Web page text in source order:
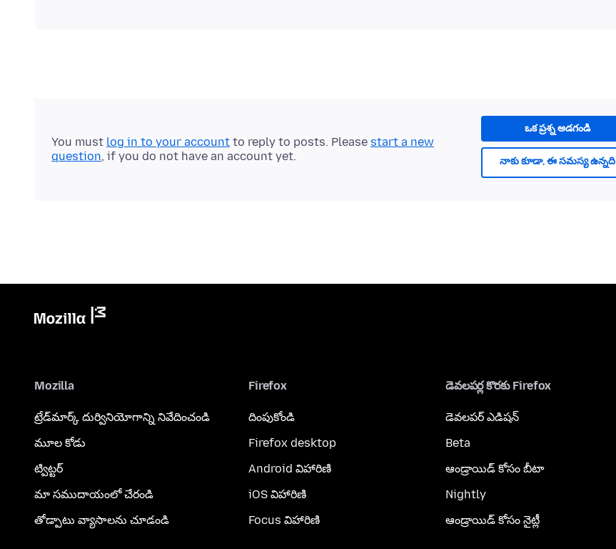
ఒక ప్రశ్న అడగండి
నాకు కూడా, ఈ సమస్య ఉన్నది
You must log in to your account to reply to posts. Please start a new
question, if you do not have an account yet.
Mozilla
ట్రేడ్‌మార్క్ దుర్వినియోగాన్ని నివేదించండి
మూల కోడు
ట్విట్టర్
మా సముదాయంలో చేరండి
తోడ్పాటు వ్యాసాలను చూడండి
Firefox
దింపుకోండి
Firefox desktop
Android విహారిణి
iOS విహారిణి
Focus విహారిణి
డెవలపర్ల కొరకు Firefox
డెవలపర్ ఎడిషన్
Beta
ఆండ్రాయిడ్ కోసం బీటా
Nightly
ఆండ్రాయిడ్ కోసం నైట్లీ